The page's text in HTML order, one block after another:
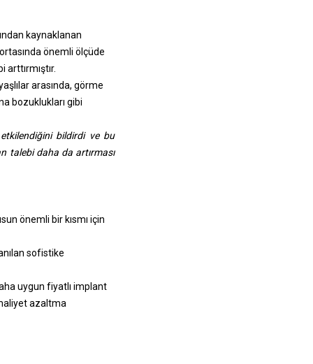
kaynaklanan
önemli ölçüde
arasında, görme
bozuklukları gibi
bildirdi ve bu
talebi daha da artırması
önemli bir kısmı için
sofistike
uygun fiyatlı implant
azaltma